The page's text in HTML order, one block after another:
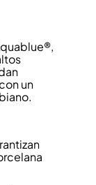
un